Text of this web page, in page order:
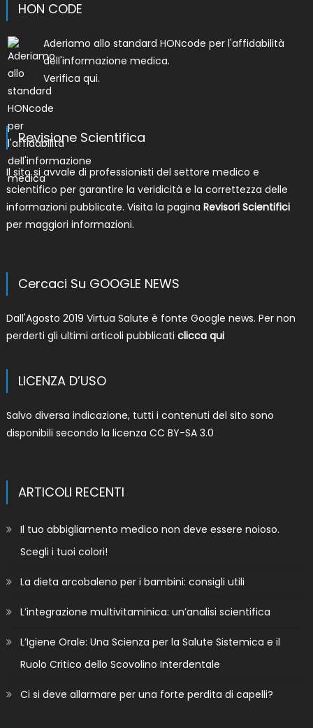
HON CODE
Aderiamo allo standard HONcode per l'affidabilità
dell'informazione medica.
Verifica qui.
Revisione Scientifica
Il sito si avvale di professionisti del settore medico e
scientifico per garantire la veridicità e la correttezza delle
informazioni pubblicate. Visita la pagina Revisori Scientifici
per maggiori informazioni.
Cercaci Su GOOGLE NEWS
Dall'Agosto 2019 Virtua Salute è fonte Google news. Per non
perderti gli ultimi articoli pubblicati clicca qui
LICENZA D’USO
Salvo diversa indicazione, tutti i contenuti del sito sono
disponibili secondo la licenza CC BY-SA 3.0
ARTICOLI RECENTI
Il tuo abbigliamento medico non deve essere noioso.
Scegli i tuoi colori!
La dieta arcobaleno per i bambini: consigli utili
L’integrazione multivitaminica: un’analisi scientifica
L’Igiene Orale: Una Scienza per la Salute Sistemica e il
Ruolo Critico dello Scovolino Interdentale
Ci si deve allarmare per una forte perdita di capelli?